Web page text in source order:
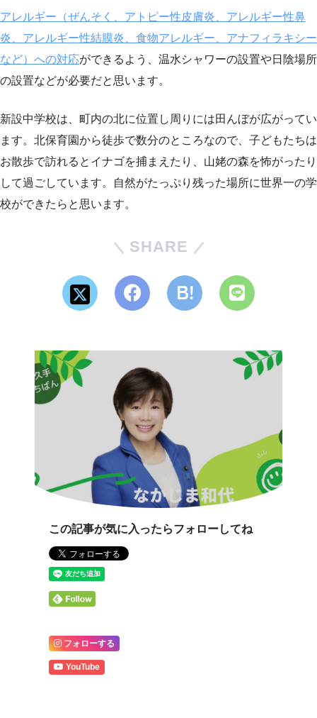
アレルギー（ぜんそく、アトピー性皮膚炎、アレルギー性鼻
炎、アレルギー性結膜炎、食物アレルギー、アナフィラキシー
など）への対応ができるよう、温水シャワーの設置や日陰場所
の設置などが必要だと思います。
新設中学校は、町内の北に位置し周りには田んぼが広がってい
ます。北保育園から徒歩で数分のところなので、子どもたちは
お散歩で訪れるとイナゴを捕まえたり、山姥の森を怖がったり
して過ごしています。自然がたっぷり残った場所に世界一の学
校ができたらと思います。
SHARE
この記事が気に入ったらフォローしてね
フォローする
YouTube